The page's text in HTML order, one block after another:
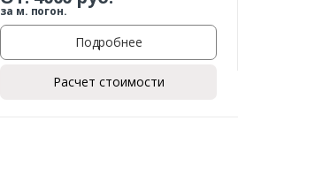
за м. погон.
Подробнее
Расчет стоимости